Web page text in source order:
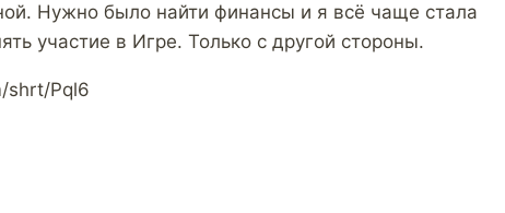
Нужно было найти финансы и я всё чаще стала
участие в Игре. Только с другой стороны.
shrt/Pql6